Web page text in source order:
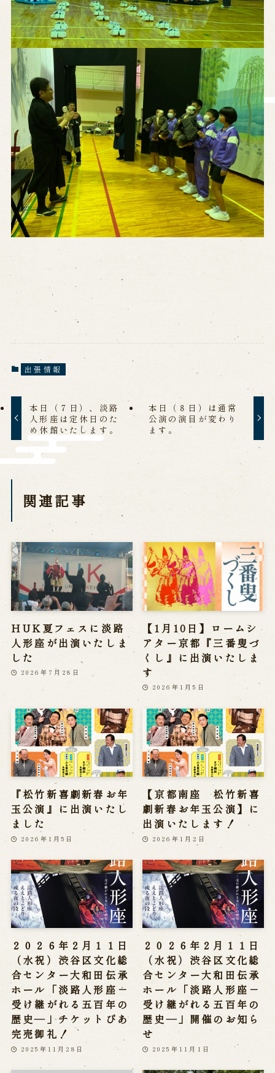
お問い合わせ
よくあるご質問
メールでお問い合わせ
お電話でお問い合わせ
予約
WEB予約
メールフォームから予約
お電話で予約
求人情報
※株式会社うずのくに南あわじの求人情報ページへ移動します
関連施設
通販サイトうずのくに
道の駅うずしお
うずの丘大鳴門橋記念館
出張情報
本日（７日）、淡路
人形座は定休日のた
め休館いたします。
本日（８日）は通常
公演の演目が変わり
ます。
関連記事
HUK夏フェスに淡路
人形座が出演いたしま
した
2026年7月28日
【1月10日】ロームシ
アター京都『三番叟づ
くし』に出演いたしま
す
2026年1月5日
『松竹新喜劇新春お年
玉公演』に出演いたし
ました
2026年1月5日
【京都南座 松竹新喜
劇新春お年玉公演】に
出演いたします！
2026年1月2日
２０２６年２月１１日
（水祝）渋谷区文化総
合センター大和田伝承
ホール「淡路人形座－
受け継がれる五百年の
歴史―」チケットぴあ
完売御礼！
2025年11月28日
２０２６年２月１１日
（水祝）渋谷区文化総
合センター大和田伝承
ホール「淡路人形座－
受け継がれる五百年の
歴史―」開催のお知ら
せ
2025年11月1日